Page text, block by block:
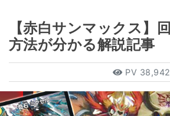
【赤白サンマックス】
方法が分かる解説記事
PV 38,942